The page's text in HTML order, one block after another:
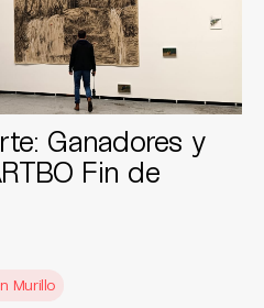
Ganadores y
Fin de
Murillo